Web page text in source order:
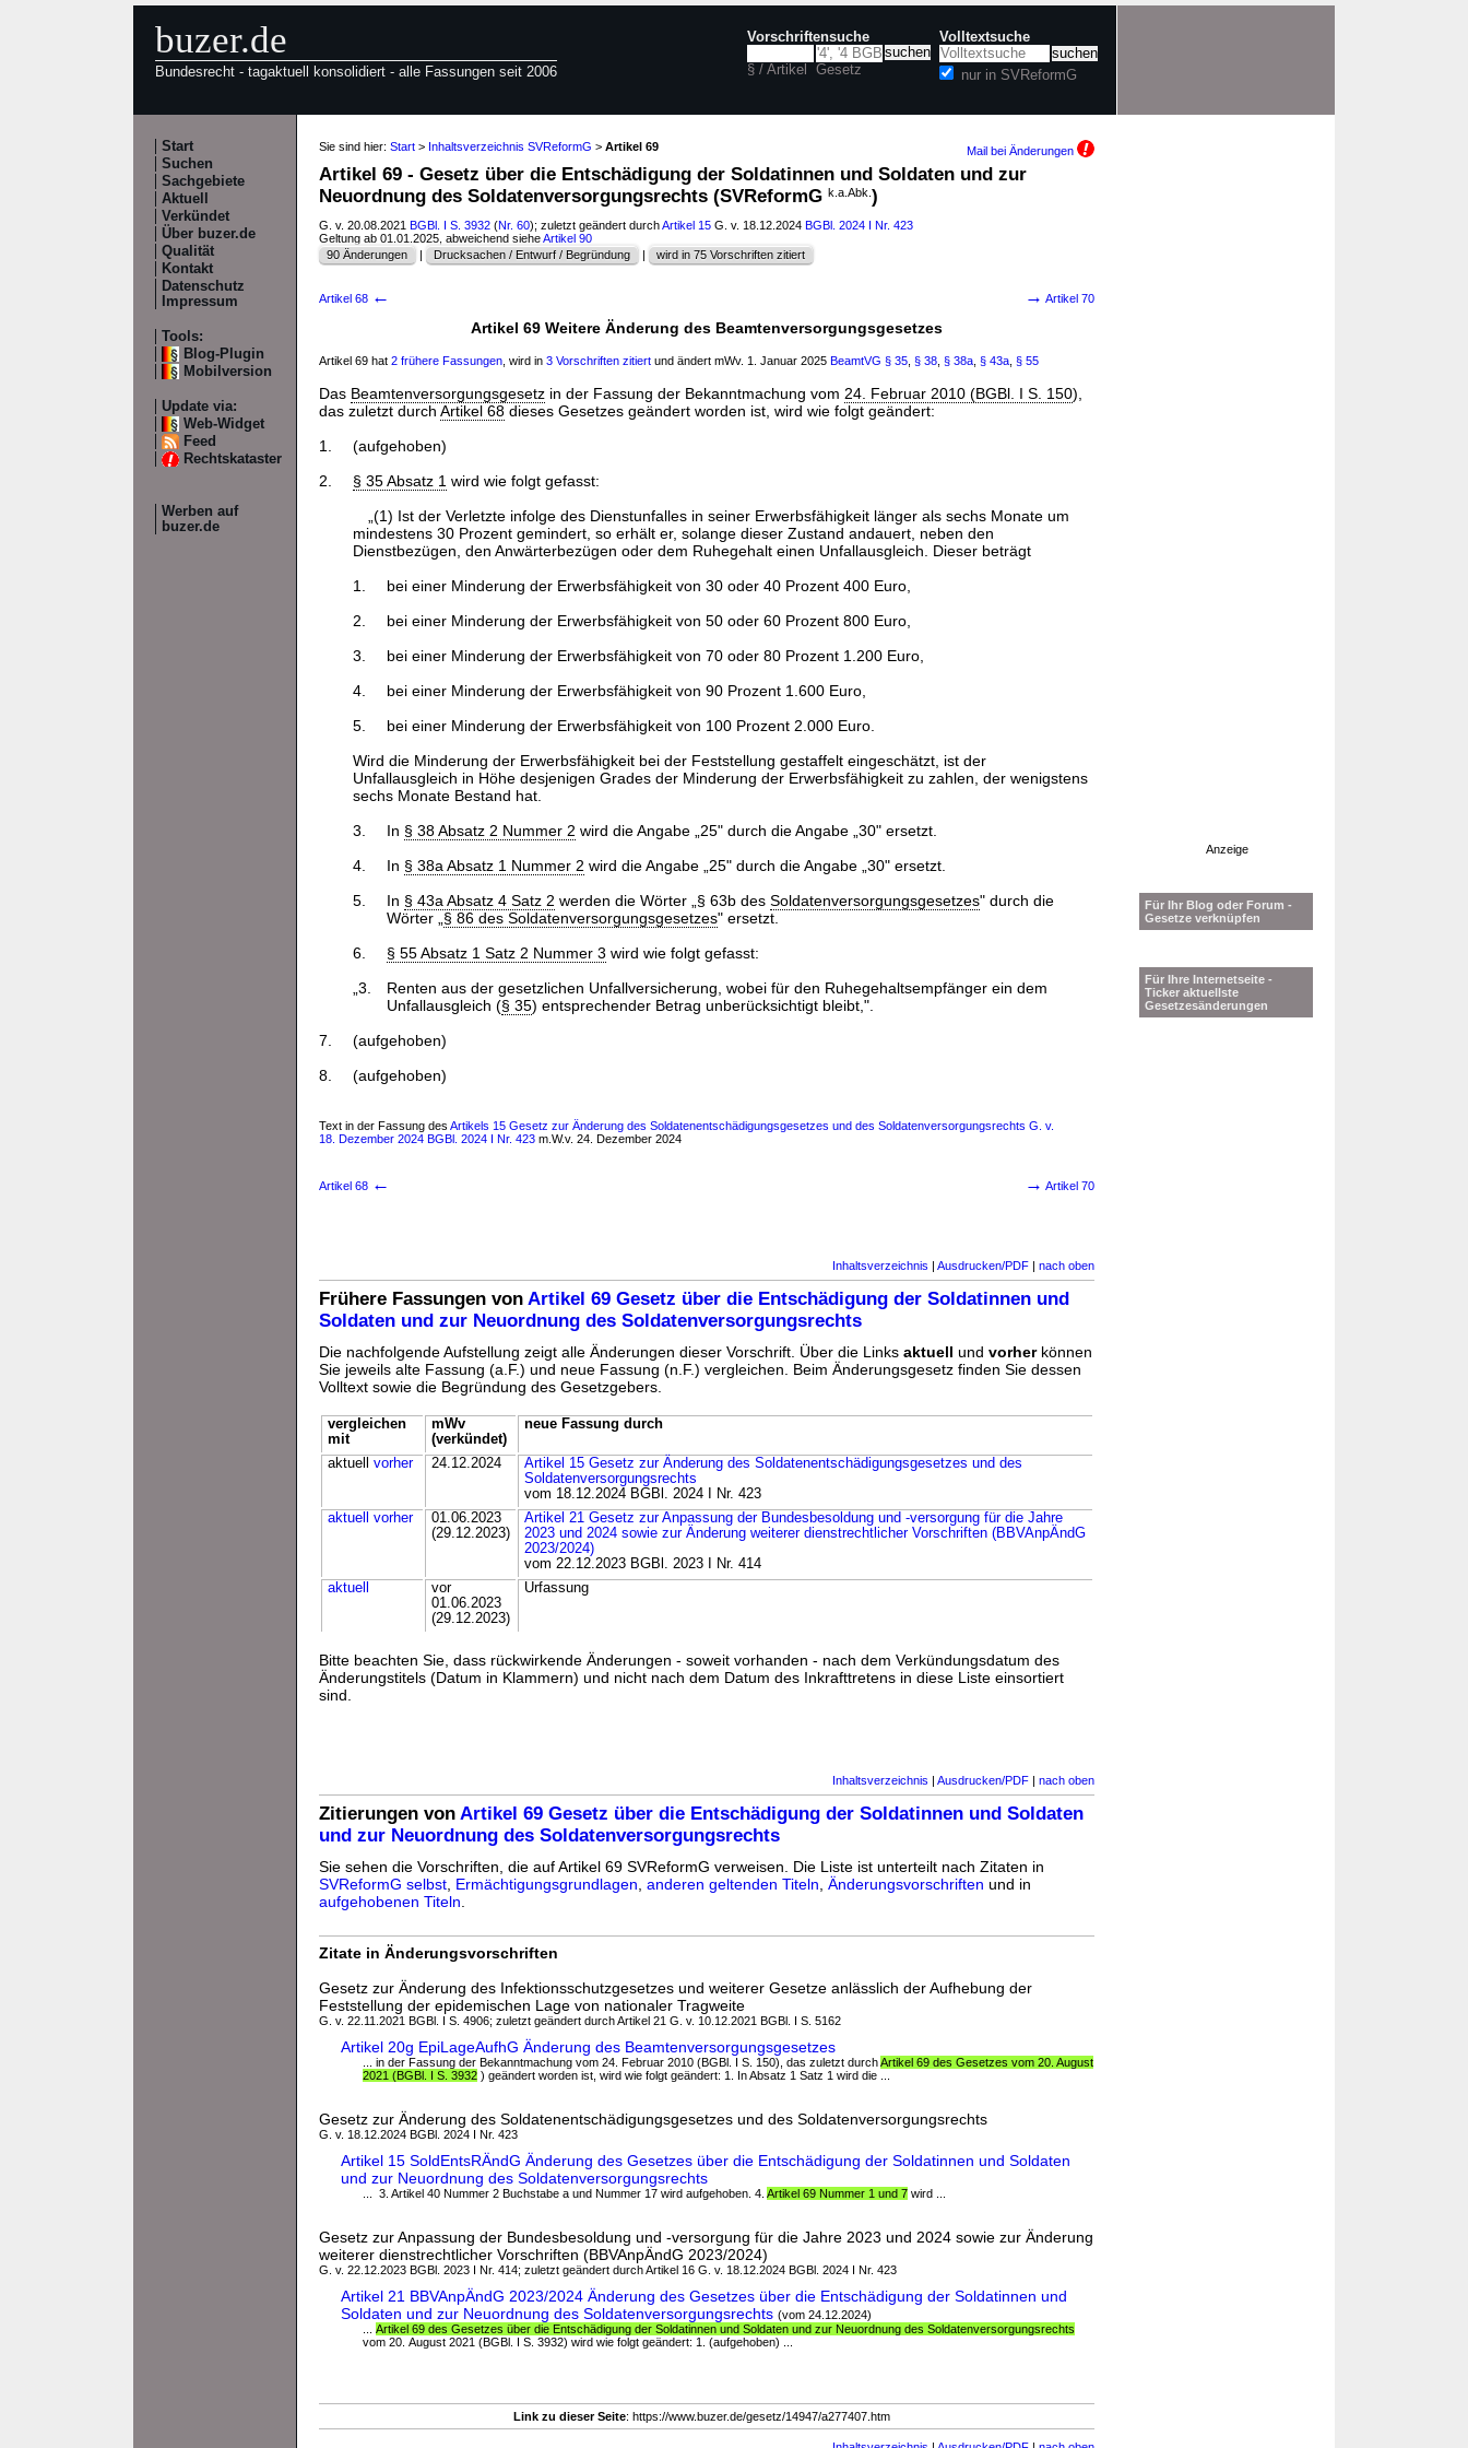
buzer.de
Bundesrecht - tagaktuell konsolidiert - alle Fassungen seit 2006
Vorschriftensuche
§ / Artikel Gesetz
Volltextsuche
nur in SVReformG
Start
Suchen
Sachgebiete
Aktuell
Verkündet
Über buzer.de
Qualität
Kontakt
Datenschutz
Impressum
Tools:
Blog-Plugin
Mobilversion
Update via:
Web-Widget
Feed
Rechtskataster
Werben auf
buzer.de
Sie sind hier: Start > Inhaltsverzeichnis SVReformG > Artikel 69 Mail bei Änderungen
Artikel 69 - Gesetz über die Entschädigung der Soldatinnen und Soldaten und zur
Neuordnung des Soldatenversorgungsrechts (SVReformG k.a.Abk. )
G. v. 20.08.2021 BGBl. I S. 3932 (Nr. 60); zuletzt geändert durchArtikel 15 G. v. 18.12.2024 BGBl. 2024 I Nr. 423
Geltung ab 01.01.2025, abweichend sieheArtikel 90
90 Änderungen
| Drucksachen / Entwurf / Begründung | wird in 75 Vorschriften zitiert
Artikel 68 ← → Artikel 70
Artikel 69 Weitere Änderung des Beamtenversorgungsgesetzes
Artikel 69 hat 2 frühere Fassungen , wird in 3 Vorschriften zitiert und ändert mWv. 1. Januar 2025 BeamtVG § 35 § 38 § 38a § 43a § 55
Das Beamtenversorgungsgesetz in der Fassung der Bekanntmachung vom 24. Februar 2010 (BGBl. I S. 150),
das zuletzt durch Artikel 68 dieses Gesetzes geändert worden ist, wird wie folgt geändert:
1.
(aufgehoben)
2.
§ 35 Absatz 1 wird wie folgt gefasst:
„(1) Ist der Verletzte infolge des Dienstunfalles in seiner Erwerbsfähigkeit länger als sechs Monate um
mindestens 30 Prozent gemindert, so erhält er, solange dieser Zustand andauert, neben den
Dienstbezügen, den Anwärterbezügen oder dem Ruhegehalt einen Unfallausgleich. Dieser beträgt
1.
bei einer Minderung der Erwerbsfähigkeit von 30 oder 40 Prozent 400 Euro,
2.
bei einer Minderung der Erwerbsfähigkeit von 50 oder 60 Prozent 800 Euro,
3.
bei einer Minderung der Erwerbsfähigkeit von 70 oder 80 Prozent 1.200 Euro,
4.
bei einer Minderung der Erwerbsfähigkeit von 90 Prozent 1.600 Euro,
5.
bei einer Minderung der Erwerbsfähigkeit von 100 Prozent 2.000 Euro.
Wird die Minderung der Erwerbsfähigkeit bei der Feststellung gestaffelt eingeschätzt, ist der
Unfallausgleich in Höhe desjenigen Grades der Minderung der Erwerbsfähigkeit zu zahlen, der wenigstens
sechs Monate Bestand hat.
3.
In § 38 Absatz 2 Nummer 2 wird die Angabe „25" durch die Angabe „30" ersetzt.
4.
In § 38a Absatz 1 Nummer 2 wird die Angabe „25" durch die Angabe „30" ersetzt.
5.
In § 43a Absatz 4 Satz 2 werden die Wörter „§ 63b des Soldatenversorgungsgesetzes" durch die
Wörter „ § 86 des Soldatenversorgungsgesetzes" ersetzt.
6.
§ 55 Absatz 1 Satz 2 Nummer 3 wird wie folgt gefasst:
„3.
Renten aus der gesetzlichen Unfallversicherung, wobei für den Ruhegehaltsempfänger ein dem
Unfallausgleich (§ 35) entsprechender Betrag unberücksichtigt bleibt,".
7.
(aufgehoben)
8.
(aufgehoben)
Text in der Fassung des Artikels 15 Gesetz zur Änderung des Soldatenentschädigungsgesetzes und des Soldatenversorgungsrechts G. v.
18. Dezember 2024 BGBl. 2024 I Nr. 423 m.W.v. 24. Dezember 2024
Artikel 68 ← → Artikel 70
Inhaltsverzeichnis | Ausdrucken/PDF | nach oben
Frühere Fassungen von Artikel 69 Gesetz über die Entschädigung der Soldatinnen und
Soldaten und zur Neuordnung des Soldatenversorgungsrechts
Die nachfolgende Aufstellung zeigt alle Änderungen dieser Vorschrift. Über die Links aktuell und vorherkönnen
Sie jeweils alte Fassung (a.F.) und neue Fassung (n.F.) vergleichen. Beim Änderungsgesetz finden Sie dessen
Volltext sowie die Begründung des Gesetzgebers.
vergleichen
mit
mWv
(verkündet)
neue Fassung durch
aktuell vorher 24.12.2024
Artikel 15 Gesetz zur Änderung des Soldatenentschädigungsgesetzes und des
Soldatenversorgungsrechts
vom 18.12.2024 BGBl. 2024 I Nr. 423
aktuell
vorher
01.06.2023
(29.12.2023)
Artikel 21 Gesetz zur Anpassung der Bundesbesoldung und -versorgung für die Jahre
2023 und 2024 sowie zur Änderung weiterer dienstrechtlicher Vorschriften (BBVAnpÄndG
2023/2024)
vom 22.12.2023 BGBl. 2023 I Nr. 414
aktuell
vor
01.06.2023
(29.12.2023)
Urfassung
Bitte beachten Sie, dass rückwirkende Änderungen - soweit vorhanden - nach dem Verkündungsdatum des
Änderungstitels (Datum in Klammern) und nicht nach dem Datum des Inkrafttretens in diese Liste einsortiert
sind.
Inhaltsverzeichnis | Ausdrucken/PDF | nach oben
Zitierungen von Artikel 69 Gesetz über die Entschädigung der Soldatinnen und Soldaten
und zur Neuordnung des Soldatenversorgungsrechts
Sie sehen die Vorschriften, die auf Artikel 69 SVReformG verweisen. Die Liste ist unterteilt nach Zitaten in
SVReformG selbst Ermächtigungsgrundlagen anderen geltenden Titeln Änderungsvorschriften und in
aufgehobenen Titeln
Zitate in Änderungsvorschriften
Gesetz zur Änderung des Infektionsschutzgesetzes und weiterer Gesetze anlässlich der Aufhebung der
Feststellung der epidemischen Lage von nationaler Tragweite
G. v. 22.11.2021 BGBl. I S. 4906; zuletzt geändert durch Artikel 21 G. v. 10.12.2021 BGBl. I S. 5162
Artikel 20g EpiLageAufhG Änderung des Beamtenversorgungsgesetzes
... in der Fassung der Bekanntmachung vom 24. Februar 2010 (BGBl. I S. 150), das zuletzt durchArtikel 69 des Gesetzes vom 20. August
2021 (BGBl. I S. 3932 ) geändert worden ist, wird wie folgt geändert: 1. In Absatz 1 Satz 1 wird die ...
Gesetz zur Änderung des Soldatenentschädigungsgesetzes und des Soldatenversorgungsrechts
G. v. 18.12.2024 BGBl. 2024 I Nr. 423
Artikel 15 SoldEntsRÄndG Änderung des Gesetzes über die Entschädigung der Soldatinnen und Soldaten
und zur Neuordnung des Soldatenversorgungsrechts
... 3. Artikel 40 Nummer 2 Buchstabe a und Nummer 17 wird aufgehoben. 4. Artikel 69 Nummer 1 und 7 wird ...
Gesetz zur Anpassung der Bundesbesoldung und -versorgung für die Jahre 2023 und 2024 sowie zur Änderung
weiterer dienstrechtlicher Vorschriften (BBVAnpÄndG 2023/2024)
G. v. 22.12.2023 BGBl. 2023 I Nr. 414; zuletzt geändert durch Artikel 16 G. v. 18.12.2024 BGBl. 2024 I Nr. 423
Artikel 21 BBVAnpÄndG 2023/2024 Änderung des Gesetzes über die Entschädigung der Soldatinnen und
Soldaten und zur Neuordnung des Soldatenversorgungsrechts (vom 24.12.2024)
Artikel 69 des Gesetzes über die Entschädigung der Soldatinnen und Soldaten und zur Neuordnung des Soldatenversorgungsrechts
vom 20. August 2021 (BGBl. I S. 3932) wird wie folgt geändert: 1. (aufgehoben) ...
Link zu dieser Seite: https://www.buzer.de/gesetz/14947/a277407.htm
Anzeige
Für Ihr Blog oder Forum -
Gesetze verknüpfen
Für Ihre Internetseite -
Ticker aktuellste
Gesetzesänderungen